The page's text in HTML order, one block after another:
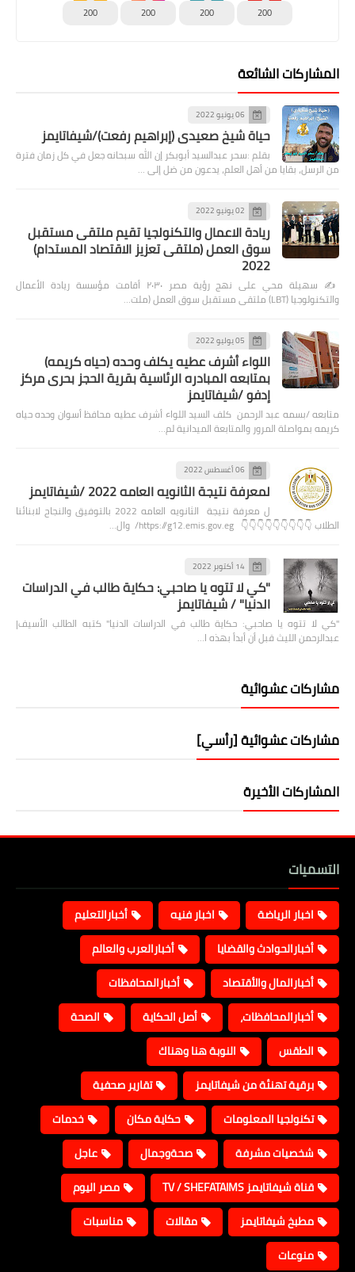
200
200
200
200
المشاركات الشائعة
06 يونيو 2022
حياة شيخ صعيدى (إبراهيم رفعت)/شيفاتايمز
بقلم :سحر عبدالسيد أبوبكر إن الله سبحانه جعل في كل زمان فترة
من الرسل، بقايا من أهل العلم، يدعون من ضل إلى …
02 يونيو 2022
ريادة الاعمال والتكنولجيا تقيم ملتقى مستقبل
سوق العمل (ملتقى تعزيز الاقتصاد المستدام)
2022
✍️ سهيلة محي على نهج رؤية مصر ٢٠٣٠ أقامت مؤسسة ريادة الأعمال
والتكنولوجيا (LBT) ملتقى مستقبل سوق العمل (ملت…
05 يوليو 2022
اللواء أشرف عطيه يكلف وحده (حياه كريمه)
بمتابعه المبادره الرئاسية بقرية الحجز بحرى مركز
إدفو /شيفاتايمز
متابعه /بسمه عبد الرحمن كلف السيد اللواء أشرف عطيه محافظ أسوان وحده حياه
كريمه بمواصلة المرور والمتابعة الميدانية لم…
06 أغسطس 2022
لمعرفة نتيجة الثانويه العامه 2022 /شيفاتايمز
ل معرفة نتيجة الثانويه العامه 2022 بالتوفيق والنجاح لابنائنا
الطلاب 👇👇👇👇👇👇👇👇👇 https://g12.emis.gov.eg/ وال…
14 أكتوبر 2022
"كي لا تتوه يا صاحبي: حكاية طالب في الدراسات
الدنيا" / شيفاتايمز
"كي لا تتوه يا صاحبي: حكاية طالب في الدراسات الدنيا" كتبه الطالب الأسيف|
عبدالرحمن الليث قبل أن أبدأ بهذه ا…
مشاركات عشوائية
مشاركات عشوائية [رأسي]
المشاركات الأخيرة
التسميات
اخبار الرياضة اخبار فنيه
أخبارالتعليم
أخبارالحوادث والقضايا
أخبارالعرب والعالم
أخبارالمال والأقتصاد
أخبارالمحافظات
أخبارالمحافظات،
أصل الحكاية
الصحة
الطقس
النوبة هنا وهناك
برقية تهنئة من شيفاتايمز
تقارير صحفية
تكنولجيا المعلومات
حكاية مكان
خدمات
شخصيات مشرفة
صحةوجمال
عاجل
قناة شيفاتايمز TV / SHEFATAIMS
مصر اليوم
مطبخ شيفاتايمز
مقالات
مناسبات
منوعات